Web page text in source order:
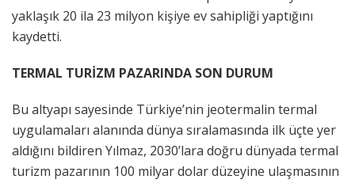
yaklaşık 20 ila 23 milyon kişiye ev sahipliği yaptığını
kaydetti.
TERMAL TURİZM PAZARINDA SON DURUM
Bu altyapı sayesinde Türkiye’nin jeotermalin termal
uygulamaları alanında dünya sıralamasında ilk üçte yer
aldığını bildiren Yılmaz, 2030’lara doğru dünyada termal
turizm pazarının 100 milyar dolar düzeyine ulaşmasının